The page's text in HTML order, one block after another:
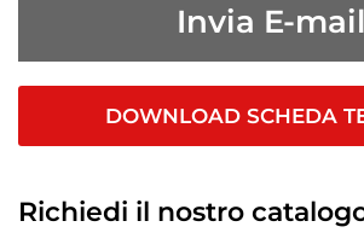
Invia E-mail
DOWNLOAD SCHEDA
Richiedi il nostro